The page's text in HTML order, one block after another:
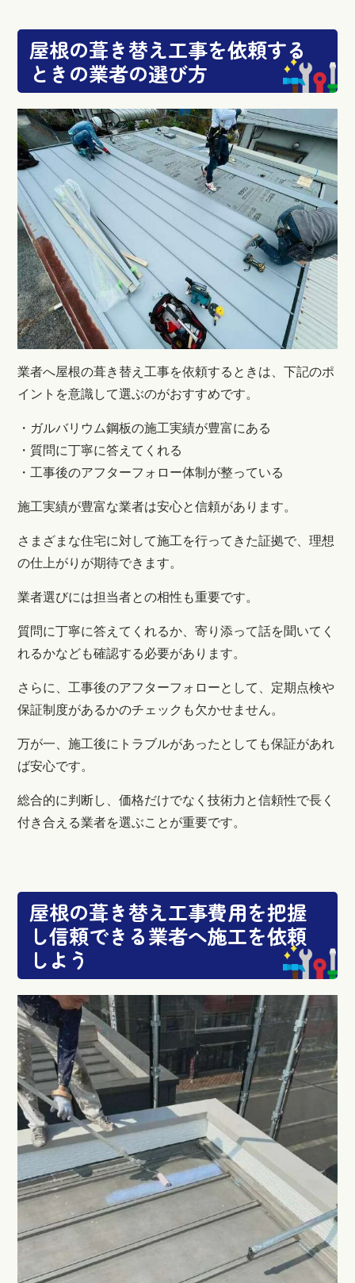
屋根の葺き替え工事を依頼する
ときの業者の選び方
業者へ屋根の葺き替え工事を依頼するときは、下記のポ
イントを意識して選ぶのがおすすめです。
・ガルバリウム鋼板の施工実績が豊富にある
・質問に丁寧に答えてくれる
・工事後のアフターフォロー体制が整っている
施工実績が豊富な業者は安心と信頼があります。
さまざまな住宅に対して施工を行ってきた証拠で、理想
の仕上がりが期待できます。
業者選びには担当者との相性も重要です。
質問に丁寧に答えてくれるか、寄り添って話を聞いてく
れるかなども確認する必要があります。
さらに、工事後のアフターフォローとして、定期点検や
保証制度があるかのチェックも欠かせません。
万が一、施工後にトラブルがあったとしても保証があれ
ば安心です。
総合的に判断し、価格だけでなく技術力と信頼性で長く
付き合える業者を選ぶことが重要です。
屋根の葺き替え工事費用を把握
し信頼できる業者へ施工を依頼
しよう